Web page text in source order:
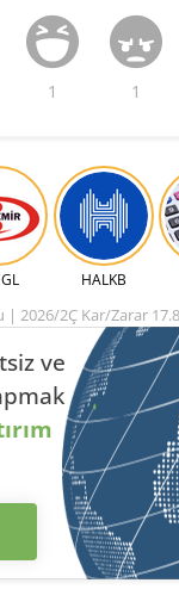
1 1
HALKB
| 2026/2Ç Kar/Zarar
ve